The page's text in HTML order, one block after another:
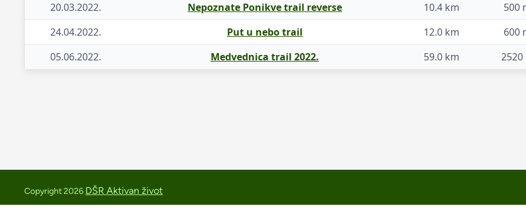
20.03.2022.
Nepoznate Ponikve trail reverse 10.4 km 500
24.04.2022.
Put u nebo trail 12.0 km 600
05.06.2022.
Medvednica trail 2022. 59.0 km 2520
Copyright 2026 DŠR Aktivan život